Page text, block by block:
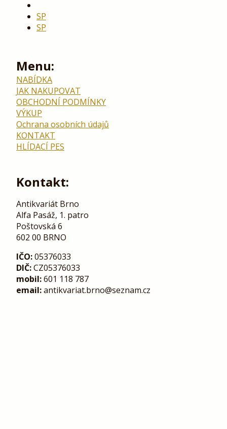
SP
SP
Menu:
NABÍDKA
JAK NAKUPOVAT
OBCHODNÍ PODMÍNKY
VÝKUP
Ochrana osobních údajů
KONTAKT
HLÍDACÍ PES
Kontakt:
Antikvariát Brno
Alfa Pasáž, 1. patro
Poštovská 6
602 00 BRNO
IČO:05376033
DIČ:CZ05376033
mobil:601 118 787
email:antikvariat.brno@seznam.cz